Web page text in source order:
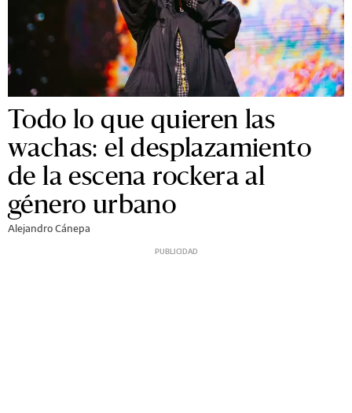
Todo lo que quieren las
wachas: el desplazamiento
de la escena rockera al
género urbano
Alejandro Cánepa